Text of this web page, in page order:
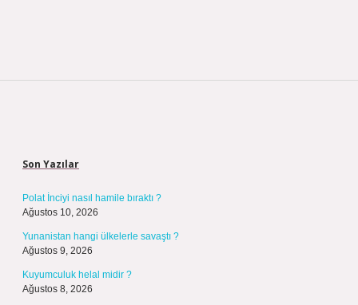
Son Yazılar
Polat İnciyi nasıl hamile bıraktı ?
Ağustos 10, 2026
Yunanistan hangi ülkelerle savaştı ?
Ağustos 9, 2026
Kuyumculuk helal midir ?
Ağustos 8, 2026